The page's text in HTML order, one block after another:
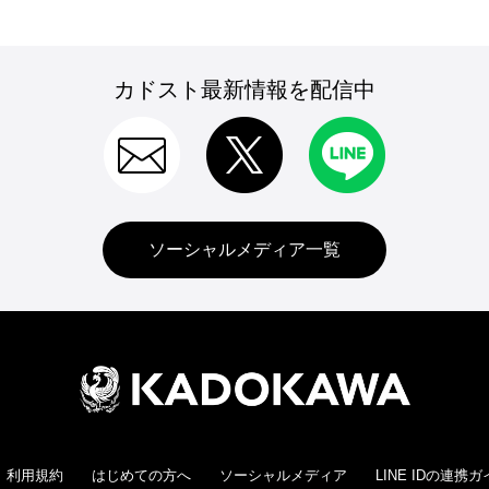
カドスト最新情報を配信中
ソーシャルメディア一覧
利用規約 はじめての方へ ソーシャルメディア LINE IDの連携ガ